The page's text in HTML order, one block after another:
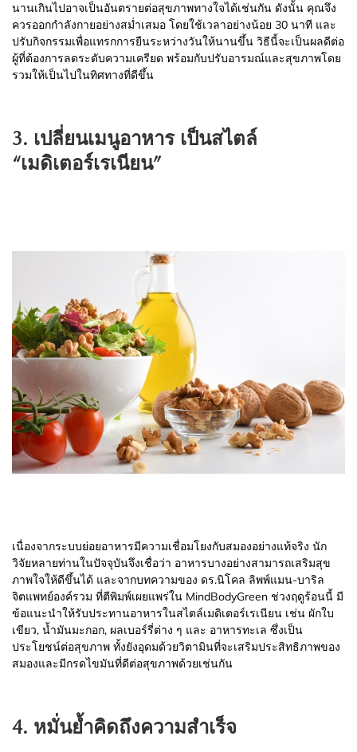
นานเกินไปอาจเป็นอันตรายต่อสุขภาพทางใจได้เช่นกัน ดังนั้น คุณจึง
ควรออกกำลังกายอย่างสม่ำเสมอ โดยใช้เวลาอย่างน้อย 30 นาที และ
ปรับกิจกรรมเพื่อแทรกการยืนระหว่างวันให้นานขึ้น วิธีนี้จะเป็นผลดีต่อ
ผู้ที่ต้องการลดระดับความเครียด พร้อมกับปรับอารมณ์และสุขภาพโดย
รวมให้เป็นไปในทิศทางที่ดีขึ้น
3. เปลี่ยนเมนูอาหาร เป็นสไตล์
“เมดิเตอร์เรเนียน”
เนื่องจากระบบย่อยอาหารมีความเชื่อมโยงกับสมองอย่างแท้จริง นัก
วิจัยหลายท่านในปัจจุบันจึงเชื่อว่า อาหารบางอย่างสามารถเสริมสุข
ภาพใจให้ดีขึ้นได้ และจากบทความของ ดร.นิโคล ลิพพ์แมน-บาริล
จิตแพทย์องค์รวม ที่ตีพิมพ์เผยแพร่ใน MindBodyGreen ช่วงฤดูร้อนนี้ มี
ข้อแนะนำให้รับประทานอาหารในสไตล์เมดิเตอร์เรเนียน เช่น ผักใบ
เขียว, น้ำมันมะกอก, ผลเบอร์รี่ต่าง ๆ และ อาหารทะเล ซึ่งเป็น
ประโยชน์ต่อสุขภาพ ทั้งยังอุดมด้วยวิตามินที่จะเสริมประสิทธิภาพของ
สมองและมีกรดไขมันที่ดีต่อสุขภาพด้วยเช่นกัน
4. หมั่นย้ำคิดถึงความสำเร็จ